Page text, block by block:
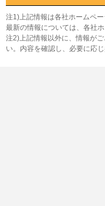
注1)上記情報は各社ホームペ
最新の情報については、各社
注2)上記情報以外に、情報が
い。内容を確認し、必要に応